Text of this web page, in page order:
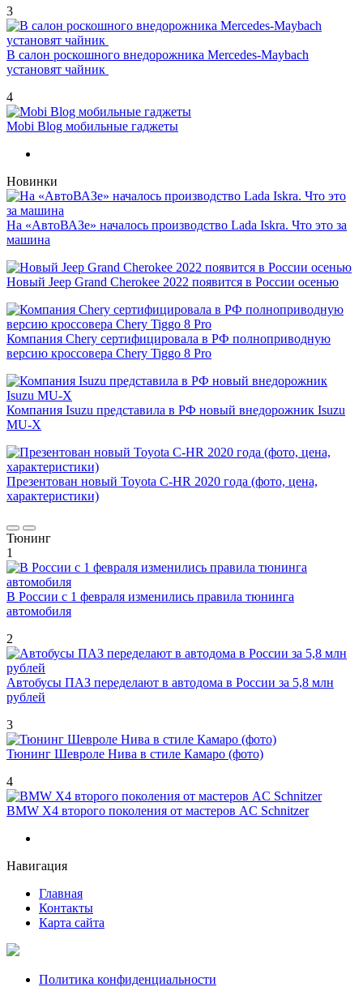
3
В салон роскошного внедорожника Mercedes-Maybach
установят чайник
4
Mobi Blog мобильные гаджеты
Новинки
На «АвтоВАЗе» началось производство Lada Iskra. Что это за
машина
Новый Jeep Grand Cherokee 2022 появится в России осенью
Компания Chery сертифицировала в РФ полноприводную
версию кроссовера Chery Tiggo 8 Pro
Компания Isuzu представила в РФ новый внедорожник Isuzu
MU-X
Презентован новый Toyota C-HR 2020 года (фото, цена,
характеристики)
Тюнинг
1
В России с 1 февраля изменились правила тюнинга
автомобиля
2
Автобусы ПАЗ переделают в автодома в России за 5,8 млн
рублей
3
Тюнинг Шевроле Нива в стиле Камаро (фото)
4
BMW X4 второго поколения от мастеров AC Schnitzer
Навигация
Главная
Контакты
Карта сайта
Политика конфиденциальности